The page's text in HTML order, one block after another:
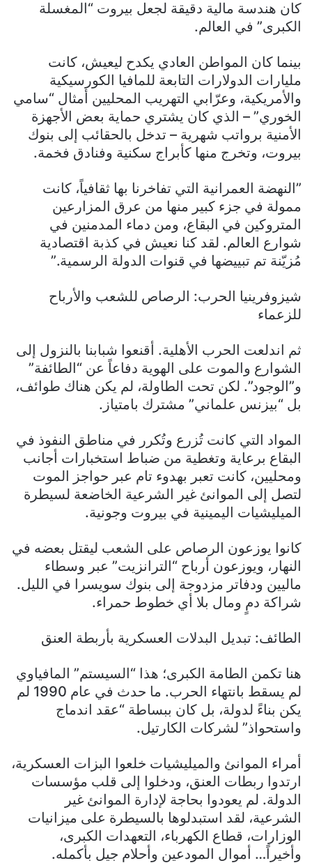
كان هندسة مالية دقيقة لجعل بيروت “المغسلة
الكبرى” في العالم.
​بينما كان المواطن العادي يكدح ليعيش، كانت
مليارات الدولارات التابعة للمافيا الكورسيكية
والأمريكية، وعرّابي التهريب المحليين أمثال “سامي
الخوري” – الذي كان يشتري حماية بعض الأجهزة
الأمنية برواتب شهرية – تدخل بالحقائب إلى بنوك
بيروت، وتخرج منها كأبراج سكنية وفنادق فخمة.
​”النهضة العمرانية التي تفاخرنا بها ثقافياً، كانت
ممولة في جزء كبير منها من عرق المزارعين
المتروكين في البقاع، ومن دماء المدمنين في
شوارع العالم. لقد كنا نعيش في كذبة اقتصادية
مُزيّنة تم تبييضها في قنوات الدولة الرسمية.”
​شيزوفرينيا الحرب: الرصاص للشعب والأرباح
للزعماء
​ثم اندلعت الحرب الأهلية. أقنعوا شبابنا بالنزول إلى
الشوارع والموت على الهوية دفاعاً عن “الطائفة”
و”الوجود”. لكن تحت الطاولة، لم يكن هناك طوائف،
بل “بيزنس علماني” مشترك بامتياز.
​المواد التي كانت تُزرع وتُكرر في مناطق النفوذ في
البقاع برعاية وتغطية من ضباط استخبارات أجانب
ومحليين، كانت تعبر بهدوء تام عبر حواجز الموت
لتصل إلى الموانئ غير الشرعية الخاضعة لسيطرة
الميليشيات اليمينية في بيروت وجونية.
​كانوا يوزعون الرصاص على الشعب ليقتل بعضه في
النهار، ويوزعون أرباح “الترانزيت” عبر وسطاء
ماليين ودفاتر مزدوجة إلى بنوك سويسرا في الليل.
شراكة دمٍ ومال بلا أي خطوط حمراء.
​الطائف: تبديل البدلات العسكرية بأربطة العنق
​هنا تكمن الطامة الكبرى؛ هذا “السيستم” المافياوي
لم يسقط بانتهاء الحرب. ما حدث في عام 1990 لم
يكن بناءً لدولة، بل كان ببساطة “عقد اندماج
واستحواذ” لشركات الكارتيل.
​أمراء الموانئ والميليشيات خلعوا البزات العسكرية،
ارتدوا ربطات العنق، ودخلوا إلى قلب مؤسسات
الدولة. لم يعودوا بحاجة لإدارة الموانئ غير
الشرعية، لقد استبدلوها بالسيطرة على ميزانيات
الوزارات، قطاع الكهرباء، التعهدات الكبرى،
وأخيراً… أموال المودعين وأحلام جيل بأكمله.